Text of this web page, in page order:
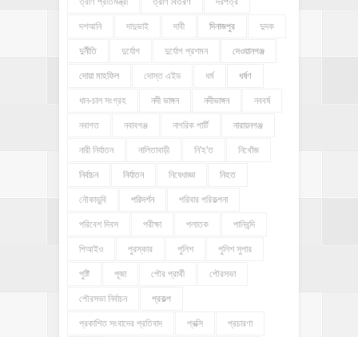
দশআনি দাদুভাই দাবী দিনাজপুর দুদক
দুর্নীতি দুর্যোগ দুর্যোগ প্রশমন দেওয়ানগঞ্জ
দোয়া মাহফিল দোস্ত এইড ধর্ম ধর্ষণ
ধান-চাল সংগ্রহ নদী ভাঙ্গন নদীভাঙ্গন নববর্ষ
নবাগত নবাবগঞ্জ নাগরিক পার্টি নারায়নগঞ্জ
নারী নির্যাতন নালিতাবাড়ী নি'হ'ত নিখোঁজ
নির্বাচন নির্যাতন নিষেধাজ্ঞা নিহত
নৌকাডুবি পরিদর্শন পরিবার পরিকল্পনা
পরিবেশ দিবস পরীক্ষা পলাতক পানিবন্দি
পিআইও পুরস্কার পুলিশ পুলিশ সুপার
পুষ্টি পূজা পৌর প্রার্থী পৌরসভা
পৌরসভা নির্বাচন প্রকল্প
প্রকাশিত সংবাদের প্রতিবাদ প্রক্সি প্রচারণা